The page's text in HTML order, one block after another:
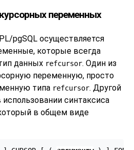
переменных
PL/pgSQL осуществляется
которые всегда
данных refcursor. Один из
переменную, просто
типа refcursor. Другой
синтаксиса
в общем виде